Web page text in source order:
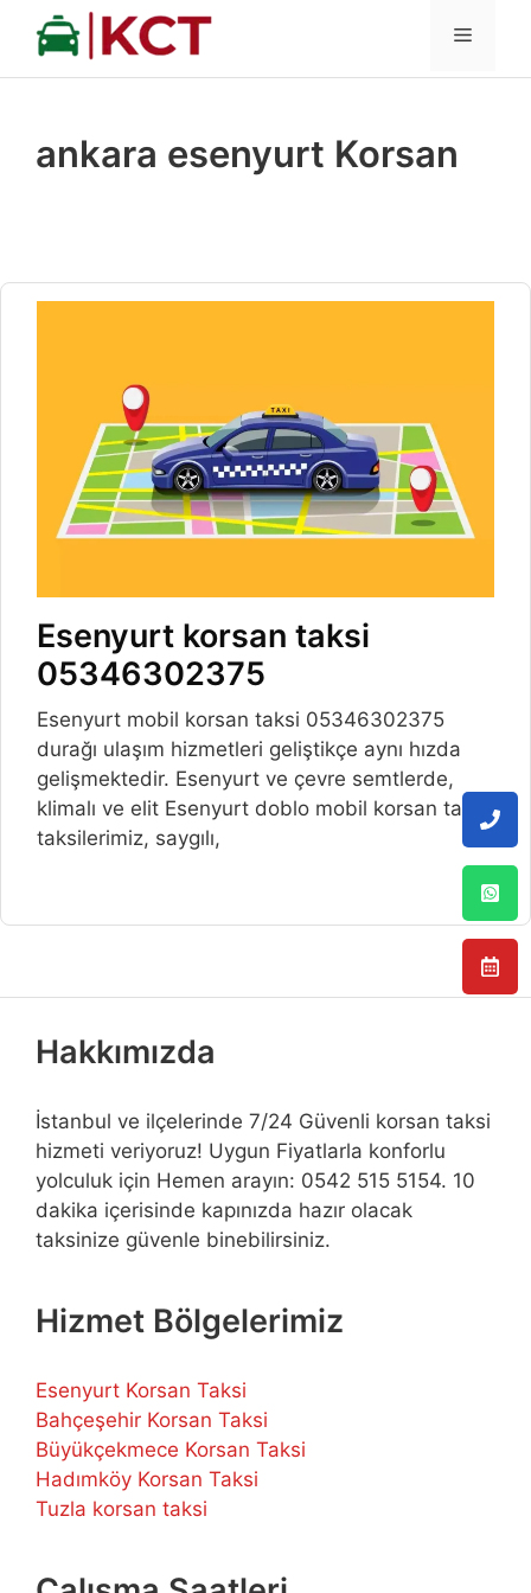
İçeriğe
MENÜ
ankara esenyurt Korsan
Esenyurt korsan taksi
05346302375
Esenyurt mobil korsan taksi 05346302375
durağı ulaşım hizmetleri geliştikçe aynı hızda
gelişmektedir. Esenyurt ve çevre semtlerde,
klimalı ve elit Esenyurt doblo mobil korsan taksi
taksilerimiz, saygılı,
Hakkımızda
İstanbul ve ilçelerinde 7/24 Güvenli korsan taksi
hizmeti veriyoruz! Uygun Fiyatlarla konforlu
yolculuk için Hemen arayın: 0542 515 5154. 10
dakika içerisinde kapınızda hazır olacak
taksinize güvenle binebilirsiniz.
Hizmet Bölgelerimiz
Esenyurt Korsan Taksi
Bahçeşehir Korsan Taksi
Büyükçekmece Korsan Taksi
Hadımköy Korsan Taksi
Tuzla korsan taksi